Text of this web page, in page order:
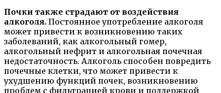
Почки также страдают от воздействия
алкоголя. Постоянное употребление алкоголя
может привести к возникновению таких
заболеваний, как алкогольный гомер,
алкогольный нефрит и алкогольная почечная
недостаточность. Алкоголь способен повредить
почечные клетки, что может привести к
ухудшению функций почек, возникновению
проблем с фильтрацией крови и поддержкой